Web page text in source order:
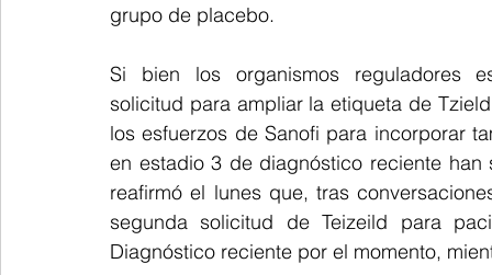
grupo de placebo.
Si bien los organismos reguladores
solicitud para ampliar la etiqueta de
los esfuerzos de Sanofi para incorporar
en estadio 3 de diagnóstico reciente
reafirmó el lunes que, tras
segunda solicitud de Teizeild para
Diagnóstico reciente por el momento,